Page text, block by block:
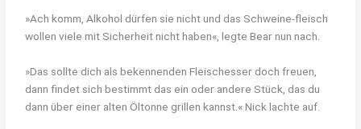
»Ach komm, Alkohol dürfen sie nicht und das Schweine-fleisch
wollen viele mit Sicherheit nicht haben«, legte Bear nun nach.
»Das sollte dich als bekennenden Fleischesser doch freuen,
dann findet sich bestimmt das ein oder andere Stück, das du
dann über einer alten Öltonne grillen kannst.« Nick lachte auf.